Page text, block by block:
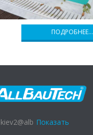
ПОДРОБНЕЕ…
kiev2@alb Показать